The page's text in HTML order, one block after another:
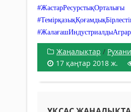
#ЖастарРесурстықОрталығы
Жаңалықтар /
17 қаңтар 2018 ж.